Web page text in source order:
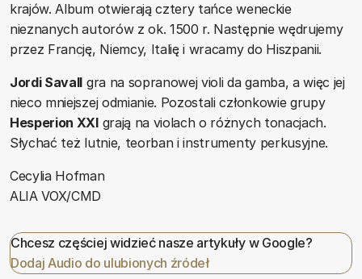
krajów. Album otwierają cztery tańce weneckie
nieznanych autorów z ok. 1500 r. Następnie wędrujemy
przez Francję, Niemcy, Italię i wracamy do Hiszpanii.
Jordi Savall gra na sopranowej violi da gamba, a więc jej
nieco mniejszej odmianie. Pozostali członkowie grupy
Hesperion XXIgrają na violach o różnych tonacjach.
Słychać też lutnie, teorban i instrumenty perkusyjne.
Cecylia Hofman
ALIA VOX/CMD
Chcesz częściej widzieć nasze artykuły w Google?
Dodaj Audio do ulubionych źródeł